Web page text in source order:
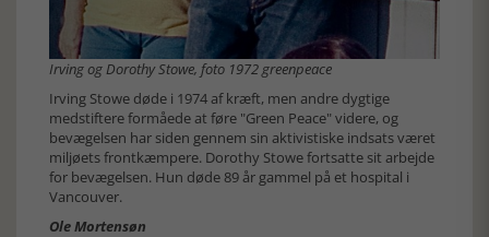
Irving og Dorothy Stowe, foto 1972 greenpeace
Irving Stowe døde i 1974 af kræft, men andre dygtige
medstiftere formåede at føre "Green Peace" videre, og
bevægelsen har siden gennem sin aktivistiske indsats været
miljøets frontkæmpere. Dorothy Stowe fortsatte sit arbejde
for bevægelsen. Hun døde 89 år gammel på et hospital i
Vancouver.
Ole Mortensøn